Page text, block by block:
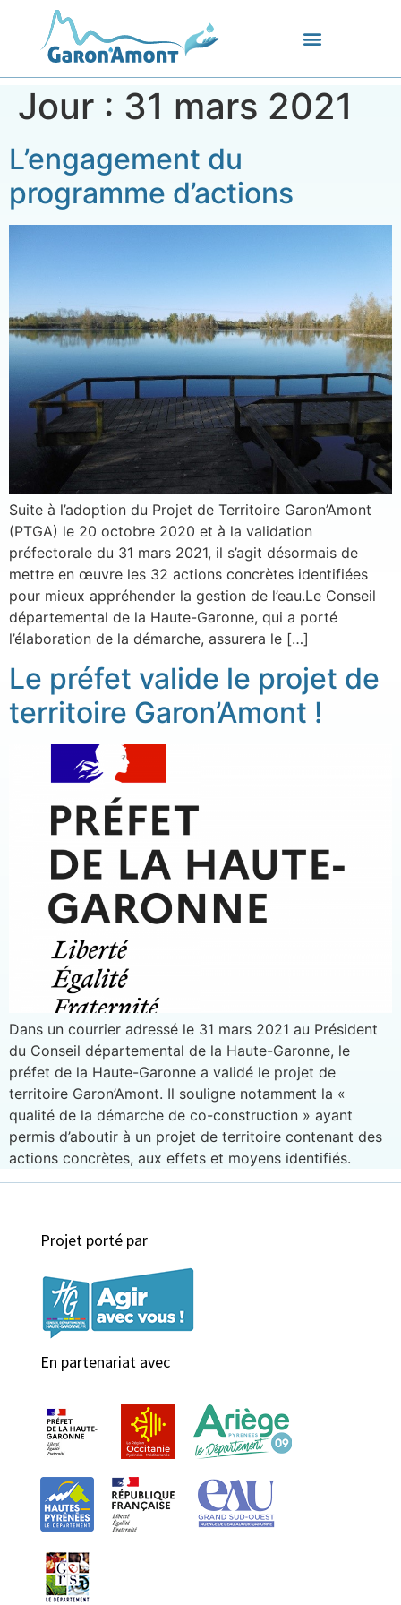
Jour : 31 mars 2021
L’engagement du
programme d’actions
Suite à l’adoption du Projet de Territoire Garon’Amont
(PTGA) le 20 octobre 2020 et à la validation
préfectorale du 31 mars 2021, il s’agit désormais de
mettre en œuvre les 32 actions concrètes identifiées
pour mieux appréhender la gestion de l’eau.Le Conseil
départemental de la Haute-Garonne, qui a porté
l’élaboration de la démarche, assurera le […]
Le préfet valide le projet de
territoire Garon’Amont !
Dans un courrier adressé le 31 mars 2021 au Président
du Conseil départemental de la Haute-Garonne, le
préfet de la Haute-Garonne a validé le projet de
territoire Garon’Amont. Il souligne notamment la «
qualité de la démarche de co-construction » ayant
permis d’aboutir à un projet de territoire contenant des
actions concrètes, aux effets et moyens identifiés.
Projet porté par
En partenariat avec